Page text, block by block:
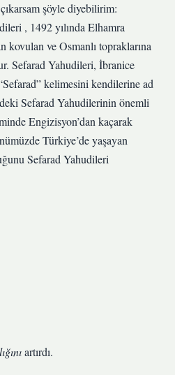
şöyle diyebilirim:
, 1492 yılında Elhamra
kovulan ve Osmanlı topraklarına
Sefarad Yahudileri, İbranice
kelimesini kendilerine ad
Sefarad Yahudilerinin önemli
Engizisyon’dan kaçarak
Türkiye’de yaşayan
Sefarad Yahudileri
artırdı.